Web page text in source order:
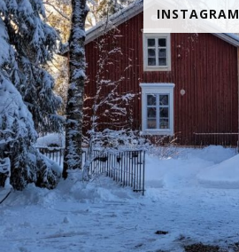
INSTAGRAM